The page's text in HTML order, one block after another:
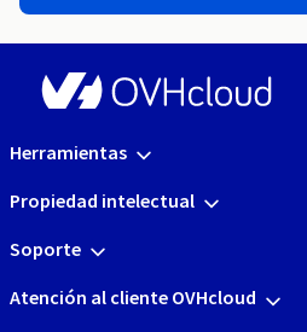
Herramientas
Propiedad intelectual
Soporte
Atención al cliente OVHcloud